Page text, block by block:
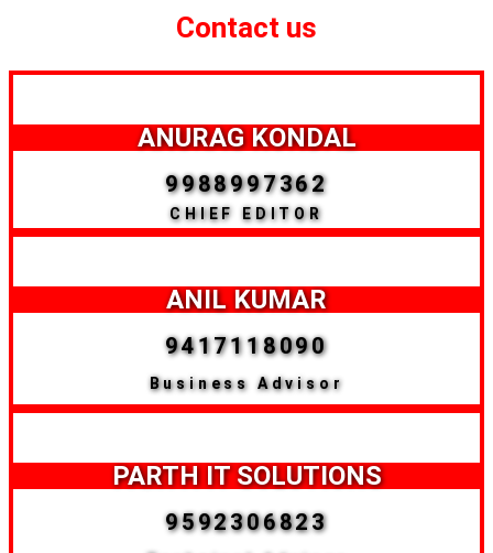
Contact us
ANURAG KONDAL
9988997362
CHIEF EDITOR
ANIL KUMAR
9417118090
Business Advisor
PARTH IT SOLUTIONS
9592306823